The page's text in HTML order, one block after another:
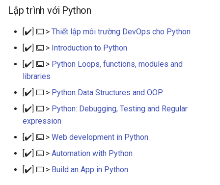
Lưu trữ & Bảo vệ dữ liệu
Lập trình với Python
[✔️] ⌨️ > Thiết lập môi trường DevOps cho Python
[✔️] ⌨️ > Introduction to Python
[✔️] ⌨️ > Python Loops, functions, modules and
libraries
[✔️] ⌨️ > Python Data Structures and OOP
[✔️] ⌨️ > Python: Debugging, Testing and Regular
expression
[✔️] ⌨️ > Web development in Python
[✔️] ⌨️ > Automation with Python
[✔️] ⌨️ > Build an App in Python